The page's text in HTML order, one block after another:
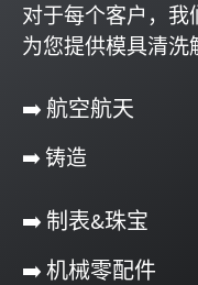
对于每个客户，我
为您提供模具清洗
➡️ 航空航天
➡️ 铸造
➡️ 制表&珠宝
➡️ 机械零配件